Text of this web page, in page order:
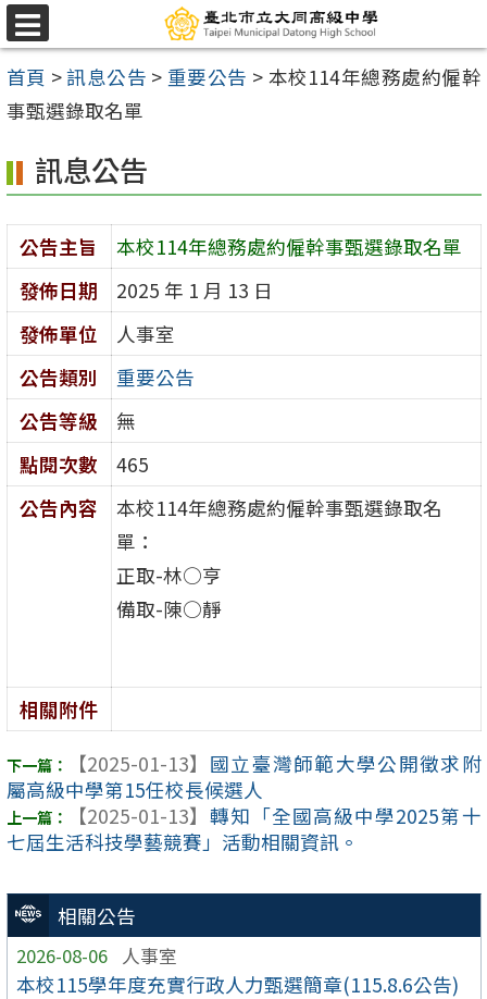
跳
至
主
要
容
區
選
單
首頁 >訊息公告 > 重要公告 > 本校114年總務處約僱幹
事甄選錄取名單
相關公告
2026-08-06 人事室
本校115學年度充實行政人力甄選簡章(115.8.6公告)
訊息公告
公告主旨
本校114年總務處約僱幹事甄選錄取名單
發佈日期
2025 年 1 月 13 日
發佈單位
人事室
公告類別
重要公告
公告等級
無
點閱次數
465
公告內容
本校114年總務處約僱幹事甄選錄取名
單：
正取-林○亨
備取-陳○靜
相關附件
【2025-01-13】 國立臺灣師範大學公開徵求附
屬高級中學第15任校長候選人
【2025-01-13】 轉知「全國高級中學2025第十
七屆生活科技學藝競賽」活動相關資訊。